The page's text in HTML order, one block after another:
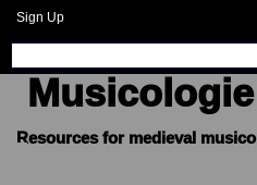
Sign Up